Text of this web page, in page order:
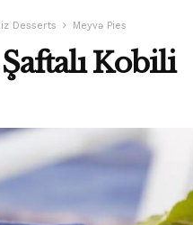
Desserts Meyvə Pies
Kobili